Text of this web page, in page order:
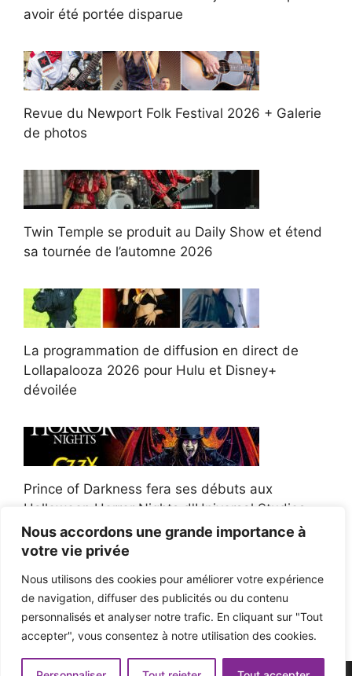
Nous accordons une grande importance à
votre vie privée
Nous utilisons des cookies pour améliorer votre expérience
de navigation, diffuser des publicités ou du contenu
personnalisés et analyser notre trafic. En cliquant sur "Tout
accepter", vous consentez à notre utilisation des cookies.
avoir été portée disparue
Revue du Newport Folk Festival 2026 + Galerie
de photos
Twin Temple se produit au Daily Show et étend
sa tournée de l’automne 2026
La programmation de diffusion en direct de
Lollapalooza 2026 pour Hulu et Disney+
dévoilée
Prince of Darkness fera ses débuts aux
Halloween Horror Nights d'Universal Studios
Afroman poursuit un policier de l'Ohio après la
victoire du jury en diffamation